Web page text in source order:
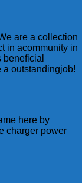
are a collection
in acommunity in
a outstandingjob!
here by
charger power